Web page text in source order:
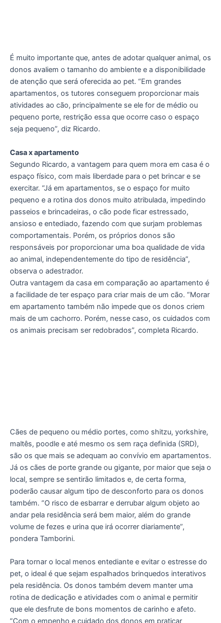
É muito importante que, antes de adotar qualquer animal, os
donos avaliem o tamanho do ambiente e a disponibilidade
de atenção que será oferecida ao pet. “Em grandes
apartamentos, os tutores conseguem proporcionar mais
atividades ao cão, principalmente se ele for de médio ou
pequeno porte, restrição essa que ocorre caso o espaço
seja pequeno”, diz Ricardo.
Casa x apartamento
Segundo Ricardo, a vantagem para quem mora em casa é o
espaço físico, com mais liberdade para o pet brincar e se
exercitar. “Já em apartamentos, se o espaço for muito
pequeno e a rotina dos donos muito atribulada, impedindo
passeios e brincadeiras, o cão pode ficar estressado,
ansioso e entediado, fazendo com que surjam problemas
comportamentais. Porém, os próprios donos são
responsáveis por proporcionar uma boa qualidade de vida
ao animal, independentemente do tipo de residência”,
observa o adestrador.
Outra vantagem da casa em comparação ao apartamento é
a facilidade de ter espaço para criar mais de um cão. “Morar
em apartamento também não impede que os donos criem
mais de um cachorro. Porém, nesse caso, os cuidados com
os animais precisam ser redobrados”, completa Ricardo.
Cães de pequeno ou médio portes, como shitzu, yorkshire,
maltês, poodle e até mesmo os sem raça definida (SRD),
são os que mais se adequam ao convívio em apartamentos.
Já os cães de porte grande ou gigante, por maior que seja o
local, sempre se sentirão limitados e, de certa forma,
poderão causar algum tipo de desconforto para os donos
também. “O risco de esbarrar e derrubar algum objeto ao
andar pela residência será bem maior, além do grande
volume de fezes e urina que irá ocorrer diariamente”,
pondera Tamborini.
Para tornar o local menos entediante e evitar o estresse do
pet, o ideal é que sejam espalhados brinquedos interativos
pela residência. Os donos também devem manter uma
rotina de dedicação e atividades com o animal e permitir
que ele desfrute de bons momentos de carinho e afeto.
“Com o empenho e cuidado dos donos em praticar